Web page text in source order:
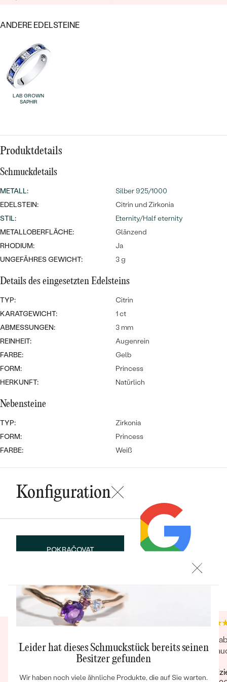
Meistverkaufte
Eheringe
MIT EDELSTEIN
NACH MATERIAL
GOLD
PLATIN
Wave Kollektion
ANSEHEN
EDELSTEINSCHMUCK
SCHMUCK MIT LAB GROWN
DIAMANTEN
PERLENSCHMUCK
PERSONALISIERT
MINIMALISTISCH
NACH ANLASS
NACH DER FARBE
NACH DER FORM
MASSGEFERTIGTER
Bestseller
ANSEHEN
Meistverkaufte
Ohrrinnge
ANSEHEN
PREISWERTE
LUXURIÖSE
Personalisierte
Halsketten
LUXURIÖSE
Meistverkaufte
Ringe
ANDERE EDELSTEINE
LAB GROWN
SAPHIR
Produktdetails
Schmuckdetails
METALL:
Silber 925/1000
EDELSTEIN:
Citrin und Zirkonia
STIL:
Eternity/Half eternity
METALLOBERFLÄCHE:
Glänzend
RHODIUM:
Ja
UNGEFÄHRES GEWICHT:
3 g
Details des eingesetzten Edelsteins
TYP:
Citrin
KARATGEWICHT:
1 ct
ABMESSUNGEN:
3 mm
REINHEIT:
Augenrein
FARBE:
Gelb
FORM:
Princess
HERKUNFT:
Natürlich
Nebensteine
TYP:
Zirkonia
FORM:
Princess
FARBE:
Weiß
Konfiguration
POKRAČOVAT
SPEICHERN
4.9
Google Bewertungen
war ebenfalls sehr gut.
Die
und
Leider hat dieses Schmuckstück bereits seinen
Besitzer gefunden
Wir haben noch viele ähnliche Produkte, die auf Sie warten.